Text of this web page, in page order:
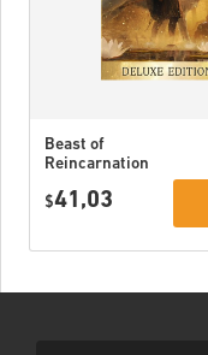
Beast of
Reincarnation
PC (STEAM)
$41,03